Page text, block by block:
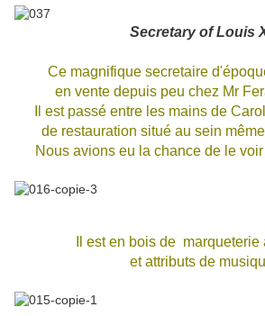
Secretary of Louis
Ce magnifique secretaire
en vente depuis peu chez Mr
Il est passé entre les mains de
de restauration situé au sein
Nous avions eu la chance de le
Il est en bois de marqueterie
et attributs de